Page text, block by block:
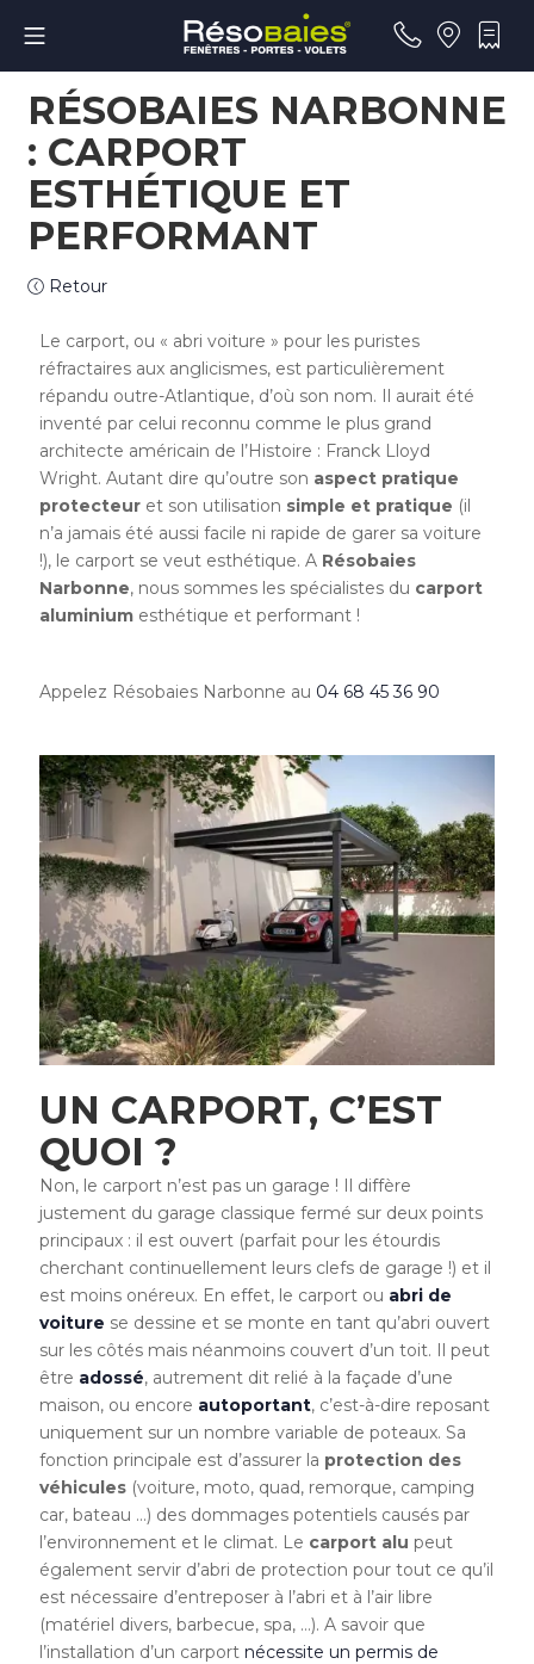
RÉSOBAIES NARBONNE
: CARPORT
ESTHÉTIQUE ET
PERFORMANT
Retour
Le carport, ou « abri voiture » pour les puristes
réfractaires aux anglicismes, est particulièrement
répandu outre-Atlantique, d’où son nom. Il aurait été
inventé par celui reconnu comme le plus grand
architecte américain de l’Histoire : Franck Lloyd
Wright. Autant dire qu’outre son aspect pratique
protecteur et son utilisation simple et pratique (il
n’a jamais été aussi facile ni rapide de garer sa voiture
!), le carport se veut esthétique. A Résobaies
Narbonne, nous sommes les spécialistes du carport
aluminium esthétique et performant !
Appelez Résobaies Narbonne au 04 68 45 36 90
UN CARPORT, C’EST
QUOI ?
Non, le carport n’est pas un garage ! Il diffère
justement du garage classique fermé sur deux points
principaux : il est ouvert (parfait pour les étourdis
cherchant continuellement leurs clefs de garage !) et il
est moins onéreux. En effet, le carport ou abri de
voiture se dessine et se monte en tant qu’abri ouvert
sur les côtés mais néanmoins couvert d’un toit. Il peut
être adossé, autrement dit relié à la façade d’une
maison, ou encore autoportant, c’est-à-dire reposant
uniquement sur un nombre variable de poteaux. Sa
fonction principale est d’assurer la protection des
véhicules (voiture, moto, quad, remorque, camping
car, bateau …) des dommages potentiels causés par
l’environnement et le climat. Le carport alu peut
également servir d’abri de protection pour tout ce qu’il
est nécessaire d’entreposer à l’abri et à l’air libre
(matériel divers, barbecue, spa, …). A savoir que
l’installation d’un carport nécessite un permis de